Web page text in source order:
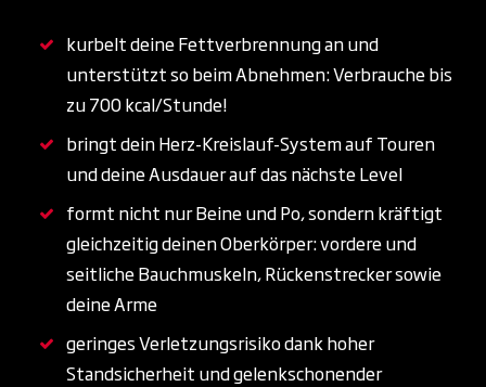
kurbelt deine Fettverbrennung an und
unterstützt so beim Abnehmen: Verbrauche bis
zu 700 kcal/Stunde!
bringt dein Herz-Kreislauf-System auf Touren
und deine Ausdauer auf das nächste Level
formt nicht nur Beine und Po, sondern kräftigt
gleichzeitig deinen Oberkörper: vordere und
seitliche Bauchmuskeln, Rückenstrecker sowie
deine Arme
geringes Verletzungsrisiko dank hoher
Standsicherheit und gelenkschonender